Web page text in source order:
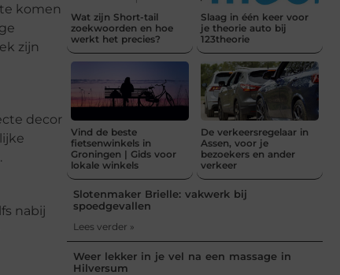
komen
zijn
decor
nabij
Wat zijn Short-tail
zoekwoorden en hoe
werkt het precies?
Slaag in één keer voor
je theorie auto bij
123theorie
Vind de beste
fietsenwinkels in
Groningen | Gids voor
lokale winkels
De verkeersregelaar in
Assen, voor je
bezoekers en ander
verkeer
Slotenmaker Brielle: vakwerk bij
spoedgevallen
Lees verder »
Weer lekker in je vel na een massage in
Hilversum